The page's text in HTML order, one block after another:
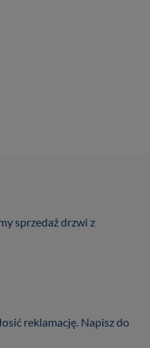
sprzedaż drzwi z
reklamację. Napisz do